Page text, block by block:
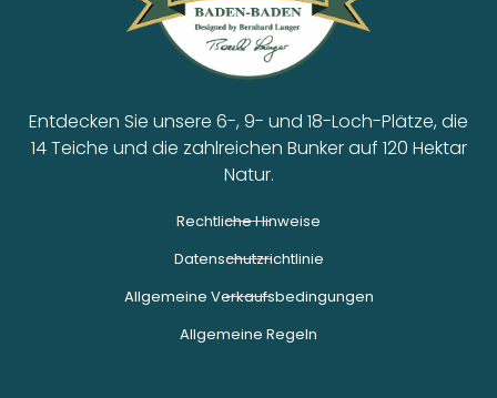
Entdecken Sie unsere 6-, 9- und 18-Loch-Plätze, die
14 Teiche und die zahlreichen Bunker auf 120 Hektar
Natur.
Rechtliche Hinweise
Datenschutzrichtlinie
Allgemeine Verkaufsbedingungen
Allgemeine Regeln